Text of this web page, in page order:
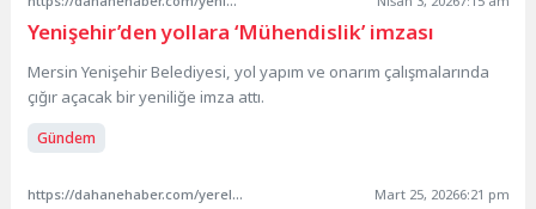
Yenişehir’den yollara ‘Mühendislik’ imzası
Mersin Yenişehir Belediyesi, yol yapım ve onarım çalışmalarında
çığır açacak bir yeniliğe imza attı.
Gündem
https://dahanehaber.com/yerel-isletmeler-icin-teknolojik-seo-stratejileri-19/ Mart 25, 20266:21 pm